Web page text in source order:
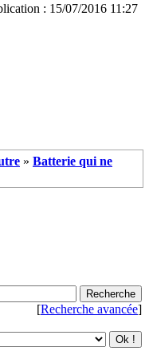
: 15/07/2016 11:27
» Batterie qui ne
[Recherche avancée]